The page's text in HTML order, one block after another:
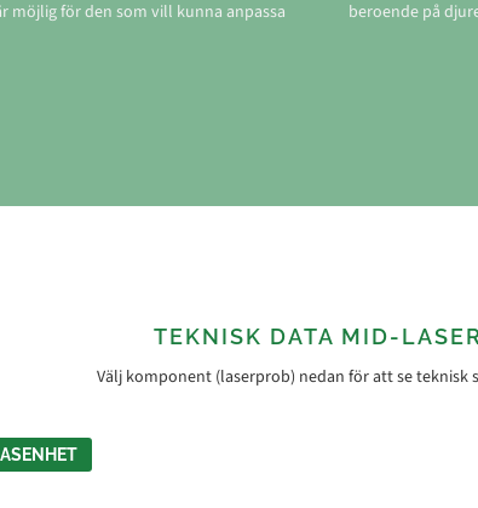
möjlig för den som vill kunna anpassa
beroende på
TEKNISK DATA MID-
Välj komponent (laserprob) nedan för att se teknisk